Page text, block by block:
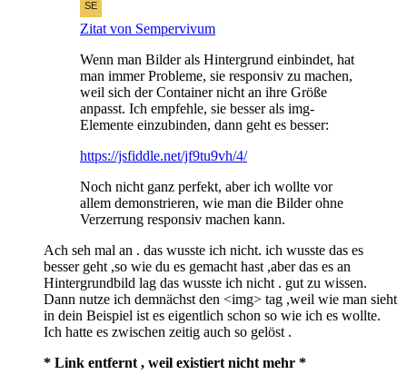
Zitat von Sempervivum
Wenn man Bilder als Hintergrund einbindet, hat
man immer Probleme, sie responsiv zu machen,
weil sich der Container nicht an ihre Größe
anpasst. Ich empfehle, sie besser als img-
Elemente einzubinden, dann geht es besser:
https://jsfiddle.net/jf9tu9vh/4/
Noch nicht ganz perfekt, aber ich wollte vor
allem demonstrieren, wie man die Bilder ohne
Verzerrung responsiv machen kann.
Ach seh mal an . das wusste ich nicht. ich wusste das es
besser geht ,so wie du es gemacht hast ,aber das es an
Hintergrundbild lag das wusste ich nicht . gut zu wissen.
Dann nutze ich demnächst den <img> tag ,weil wie man sieht
in dein Beispiel ist es eigentlich schon so wie ich es wollte.
Ich hatte es zwischen zeitig auch so gelöst .
* Link entfernt , weil existiert nicht mehr *